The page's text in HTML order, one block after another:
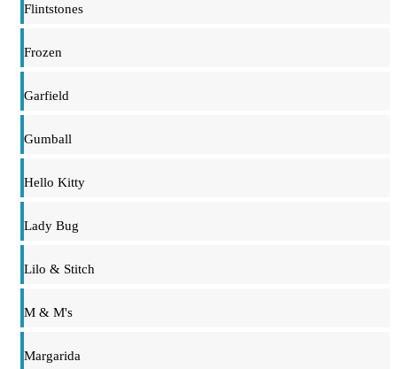
Flintstones
Frozen
Garfield
Gumball
Hello Kitty
Lady Bug
Lilo & Stitch
M & M's
Margarida